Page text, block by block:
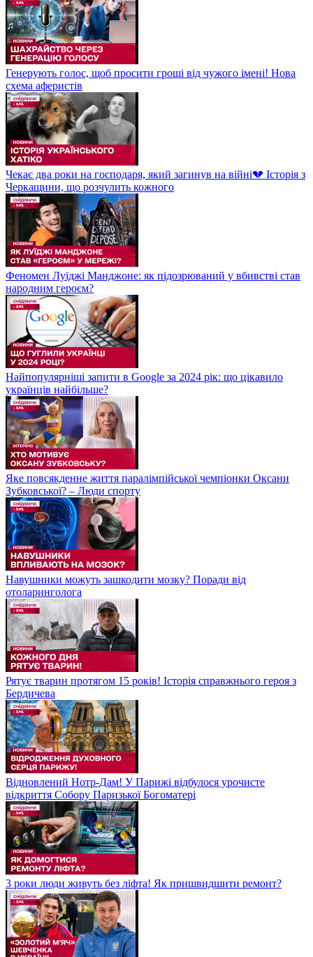
Генерують голос, щоб просити гроші від чужого імені! Нова
схема аферистів
Чекає два роки на господаря, який загинув на війні💔 Історія з
Черкащини, що розчулить кожного
Феномен Луїджі Манджоне: як підозрюваний у вбивстві став
народним героєм?
Найпопулярніші запити в Google за 2024 рік: що цікавило
українців найбільше?
Яке повсякденне життя паралімпійської чемпіонки Оксани
Зубковської? – Люди спорту
Навушники можуть зашкодити мозку? Поради від
отоларинголога
Рятує тварин протягом 15 років! Історія справжнього героя з
Бердичева
Відновлений Нотр-Дам! У Парижі відбулося урочисте
відкриття Собору Паризької Богоматері
3 роки люди живуть без ліфта! Як пришвидшити ремонт?